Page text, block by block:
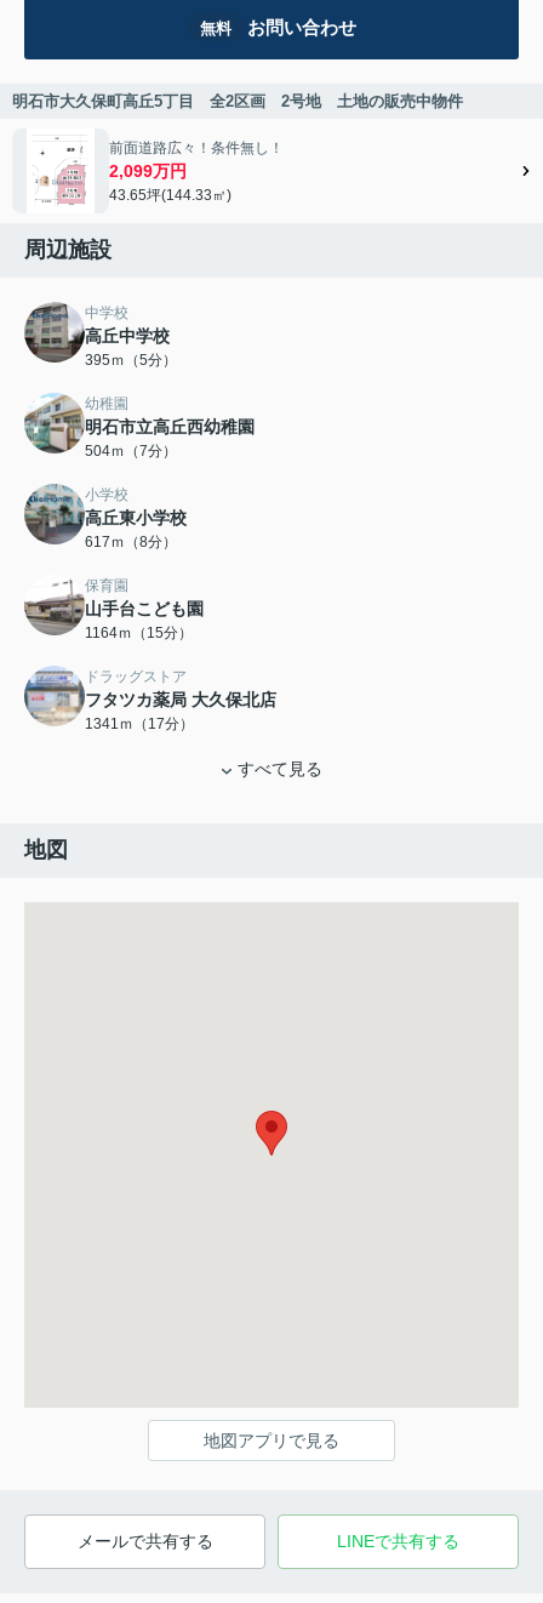
無料 お問い合わせ
明石市大久保町高丘5丁目 全2区画 2号地 土地の販売中物件
前面道路広々！条件無し！
2,099万円
43.65坪(144.33㎡)
周辺施設
中学校
高丘中学校
395ｍ（5分）
幼稚園
明石市立高丘西幼稚園
504ｍ（7分）
小学校
高丘東小学校
617ｍ（8分）
保育園
山手台こども園
1164ｍ（15分）
ドラッグストア
フタツカ薬局 大久保北店
1341ｍ（17分）
すべて見る
地図
地図アプリで見る
メールで共有する LINEで共有する